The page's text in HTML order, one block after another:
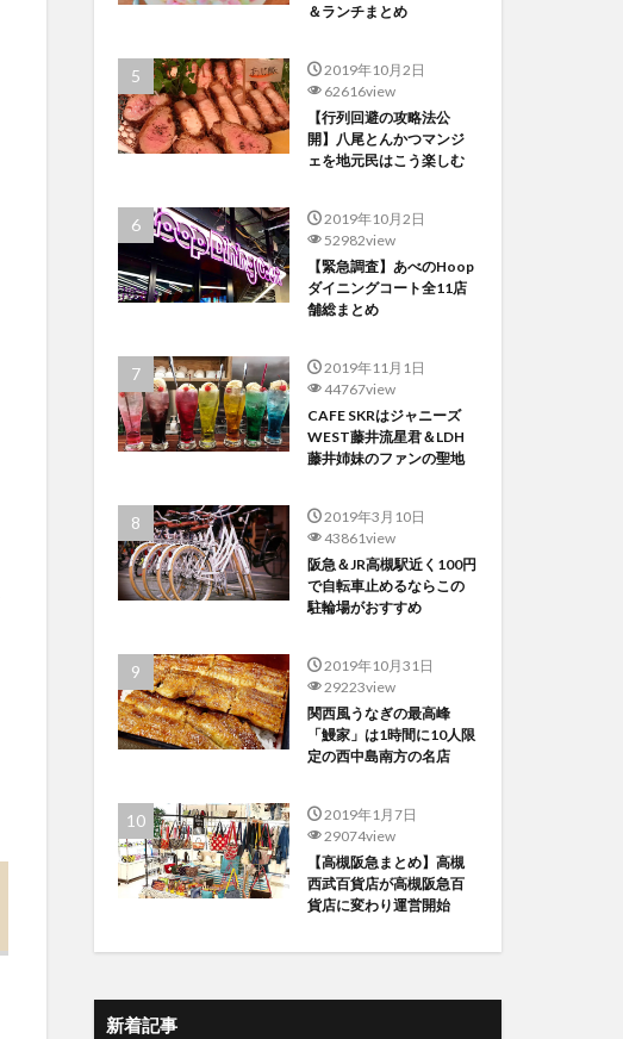
＆ランチまとめ
2019年10月2日
62616view
【行列回避の攻略法公
開】八尾とんかつマンジ
ェを地元民はこう楽しむ
2019年10月2日
52982view
【緊急調査】あべのHoop
ダイニングコート全11店
舗総まとめ
2019年11月1日
44767view
CAFE SKRはジャニーズ
WEST藤井流星君＆LDH
藤井姉妹のファンの聖地
2019年3月10日
43861view
阪急＆JR高槻駅近く100円
で自転車止めるならこの
駐輪場がおすすめ
2019年10月31日
29223view
関西風うなぎの最高峰
「鰻家」は1時間に10人限
定の西中島南方の名店
2019年1月7日
29074view
【高槻阪急まとめ】高槻
西武百貨店が高槻阪急百
貨店に変わり運営開始
新着記事